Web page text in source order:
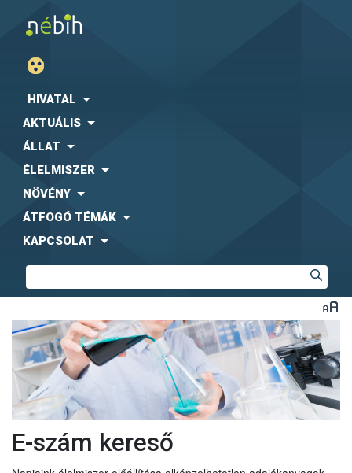
HIVATAL
AKTUÁLIS
ÁLLAT
ÉLELMISZER
NÖVÉNY
ÁTFOGÓ TÉMÁK
KAPCSOLAT
E-szám kereső